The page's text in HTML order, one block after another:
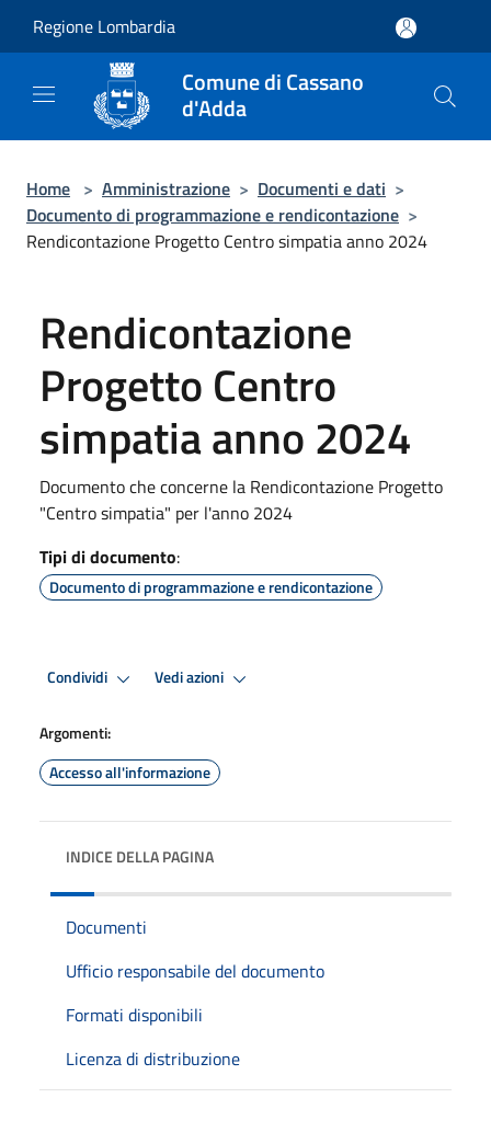
Regione Lombardia
Comune di Cassano
d'Adda
Home > Amministrazione > Documenti e dati >
Documento di programmazione e rendicontazione >
Rendicontazione Progetto Centro simpatia anno 2024
Rendicontazione
Progetto Centro
simpatia anno 2024
Documento che concerne la Rendicontazione Progetto
"Centro simpatia" per l'anno 2024
Tipi di documento:
Documento di programmazione e rendicontazione
Condividi Vedi azioni
Argomenti:
Accesso all'informazione
INDICE DELLA PAGINA
Documenti
Ufficio responsabile del documento
Formati disponibili
Licenza di distribuzione